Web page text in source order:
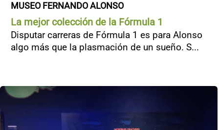
MUSEO FERNANDO ALONSO
La mejor colección de la Fórmula 1
Disputar carreras de Fórmula 1 es para Alonso
algo más que la plasmación de un sueño. S...